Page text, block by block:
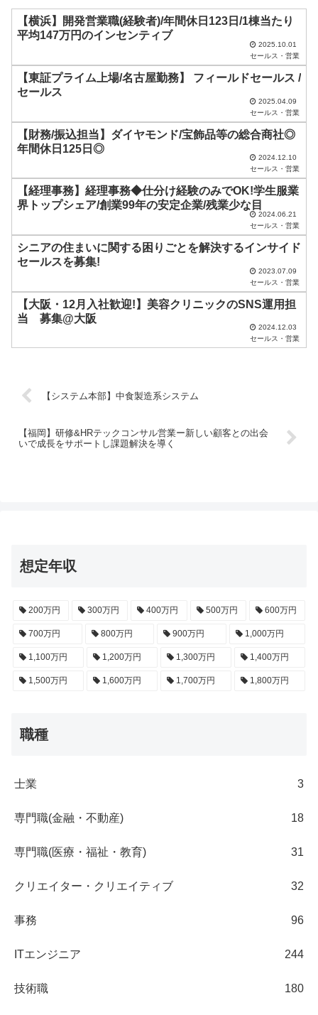
は
ま
ま
て
く
さ
い
【横浜】開発営業職(経験者)/年間休日123日/1棟当たり
平均147万円のインセンティブ
2025.10.01
セールス・営業
【東証プライム上場/名古屋勤務】 フィールドセールス /
セールス
2025.04.09
セールス・営業
【財務/振込担当】ダイヤモンド/宝飾品等の総合商社◎
年間休日125日◎
2024.12.10
セールス・営業
【経理事務】経理事務◆仕分け経験のみでOK!学生服業
界トップシェア/創業99年の安定企業/残業少な目
2024.06.21
セールス・営業
シニアの住まいに関する困りごとを解決するインサイド
セールスを募集!
2023.07.09
セールス・営業
【大阪・12月入社歓迎!】美容クリニックのSNS運用担
当 募集@大阪
2024.12.03
セールス・営業
【システム本部】中食製造系システム
【福岡】研修&HRテックコンサル営業ー新しい顧客との出会
いで成長をサポートし課題解決を導く
想定年収
200万円 300万円 400万円 500万円 600万円
700万円 800万円 900万円 1,000万円
1,100万円 1,200万円 1,300万円 1,400万円
1,500万円 1,600万円 1,700万円 1,800万円
職種
士業 3
専門職(金融・不動産) 18
専門職(医療・福祉・教育) 31
クリエイター・クリエイティブ 32
事務 96
ITエンジニア 244
技術職 180